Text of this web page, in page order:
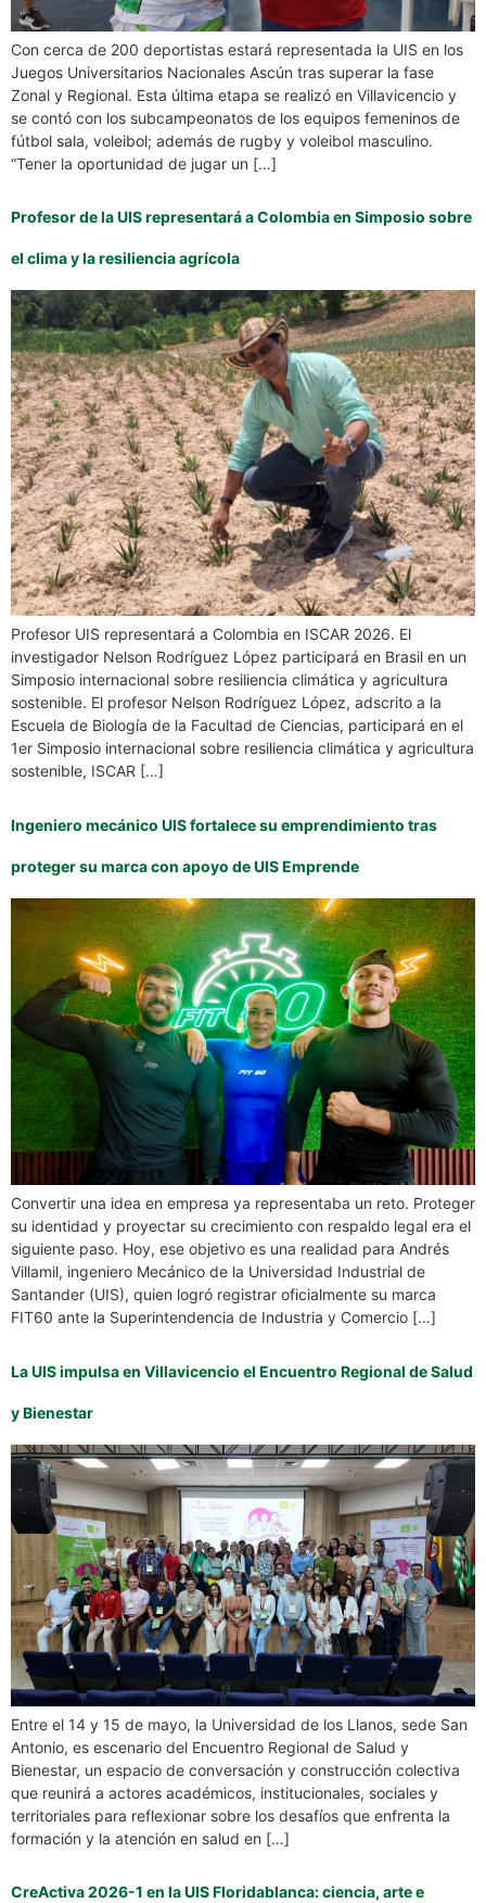
Con cerca de 200 deportistas estará representada la UIS en los
Juegos Universitarios Nacionales Ascún tras superar la fase
Zonal y Regional. Esta última etapa se realizó en Villavicencio y
se contó con los subcampeonatos de los equipos femeninos de
fútbol sala, voleibol; además de rugby y voleibol masculino.
“Tener la oportunidad de jugar un […]
Profesor de la UIS representará a Colombia en Simposio sobre
el clima y la resiliencia agrícola
Profesor UIS representará a Colombia en ISCAR 2026. El
investigador Nelson Rodríguez López participará en Brasil en un
Simposio internacional sobre resiliencia climática y agricultura
sostenible. El profesor Nelson Rodríguez López, adscrito a la
Escuela de Biología de la Facultad de Ciencias, participará en el
1er Simposio internacional sobre resiliencia climática y agricultura
sostenible, ISCAR […]
Ingeniero mecánico UIS fortalece su emprendimiento tras
proteger su marca con apoyo de UIS Emprende
Convertir una idea en empresa ya representaba un reto. Proteger
su identidad y proyectar su crecimiento con respaldo legal era el
siguiente paso. Hoy, ese objetivo es una realidad para Andrés
Villamil, ingeniero Mecánico de la Universidad Industrial de
Santander (UIS), quien logró registrar oficialmente su marca
FIT60 ante la Superintendencia de Industria y Comercio […]
La UIS impulsa en Villavicencio el Encuentro Regional de Salud
y Bienestar
Entre el 14 y 15 de mayo, la Universidad de los Llanos, sede San
Antonio, es escenario del Encuentro Regional de Salud y
Bienestar, un espacio de conversación y construcción colectiva
que reunirá a actores académicos, institucionales, sociales y
territoriales para reflexionar sobre los desafíos que enfrenta la
formación y la atención en salud en […]
CreActiva 2026-1 en la UIS Floridablanca: ciencia, arte e